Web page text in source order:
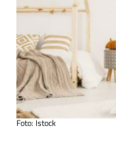
Foto: Istock